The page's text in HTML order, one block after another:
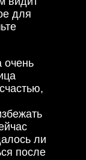
для
очень
ли
после